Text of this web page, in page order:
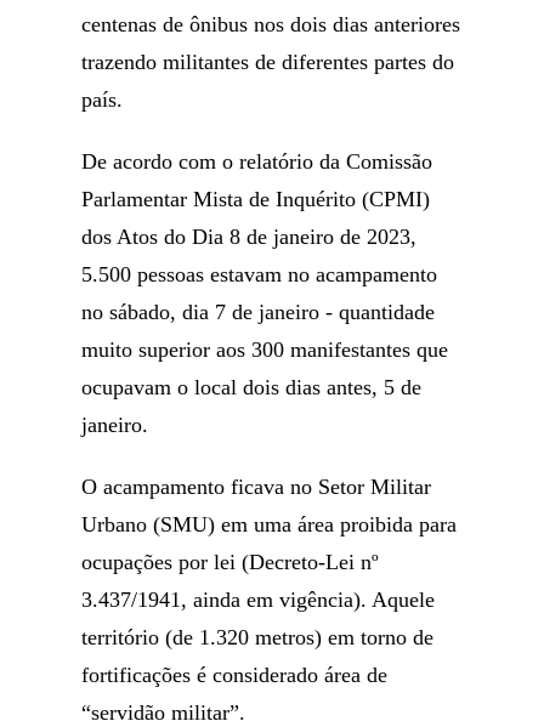
centenas de ônibus nos dois dias anteriores
trazendo militantes de diferentes partes do
país.
De acordo com o relatório da Comissão
Parlamentar Mista de Inquérito (CPMI)
dos Atos do Dia 8 de janeiro de 2023,
5.500 pessoas estavam no acampamento
no sábado, dia 7 de janeiro - quantidade
muito superior aos 300 manifestantes que
ocupavam o local dois dias antes, 5 de
janeiro.
O acampamento ficava no Setor Militar
Urbano (SMU) em uma área proibida para
ocupações por lei (Decreto-Lei nº
3.437/1941, ainda em vigência). Aquele
território (de 1.320 metros) em torno de
fortificações é considerado área de
“servidão militar”.